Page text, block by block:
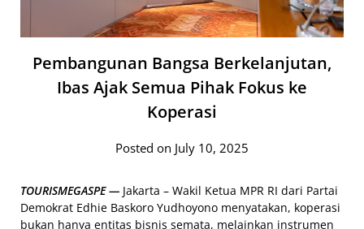
Pembangunan Bangsa Berkelanjutan,
Ibas Ajak Semua Pihak Fokus ke
Koperasi
Posted on July 10, 2025
TOURISMEGASPE — Jakarta – Wakil Ketua MPR RI dari Partai
Demokrat Edhie Baskoro Yudhoyono menyatakan, koperasi
bukan hanya entitas bisnis semata, melainkan instrumen